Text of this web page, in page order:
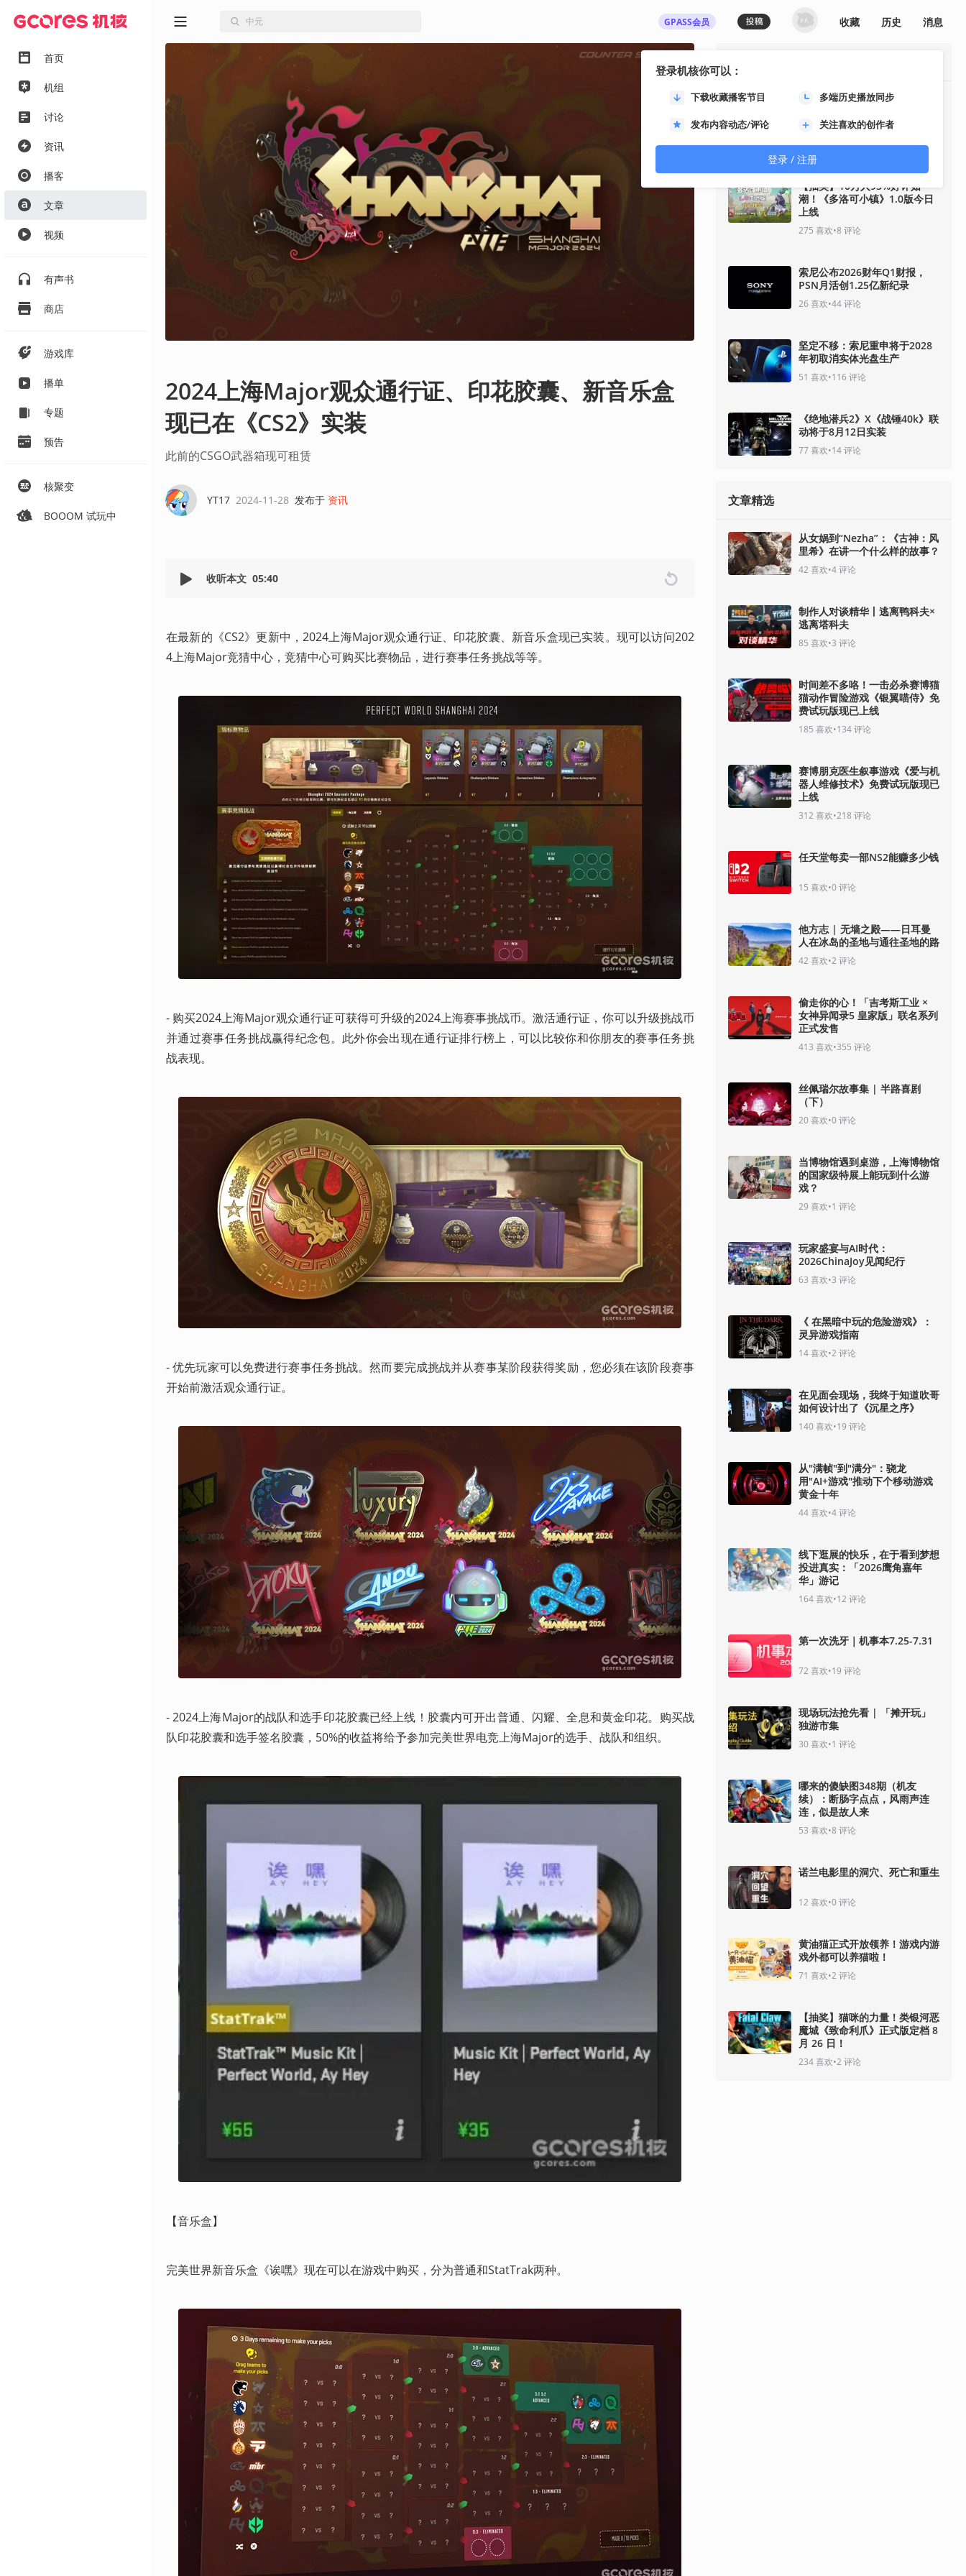
首页
机组
讨论
资讯
播客
文章
视频
有声书
商店
游戏库
播单
专题
预告
核聚变
BOOOM 试玩中
GPASS会员
登录机核你可以：
下载收藏播客节目 多端历史播放同步
发布内容动态/评论 关注喜欢的创作者
登录 / 注册
收藏 历史 消息
2024上海Major观众通行证、印花胶囊、新音乐盒
现已在《CS2》实装
此前的CSGO武器箱现可租赁
YT17 2024-11-28 发布于 资讯
收听本文 05:40
在最新的《CS2》更新中，2024上海Major观众通行证、印花胶囊、新音乐盒现已实装。现可以访问202
4上海Major竞猜中心，竞猜中心可购买比赛物品，进行赛事任务挑战等等。
- 购买2024上海Major观众通行证可获得可升级的2024上海赛事挑战币。激活通行证，你可以升级挑战币
并通过赛事任务挑战赢得纪念包。此外你会出现在通行证排行榜上，可以比较你和你朋友的赛事任务挑
战表现。
- 优先玩家可以免费进行赛事任务挑战。然而要完成挑战并从赛事某阶段获得奖励，您必须在该阶段赛事
开始前激活观众通行证。
- 2024上海Major的战队和选手印花胶囊已经上线！胶囊内可开出普通、闪耀、全息和黄金印花。购买战
队印花胶囊和选手签名胶囊，50%的收益将给予参加完美世界电竞上海Major的选手、战队和组织。
【音乐盒】
完美世界新音乐盒《诶嘿》现在可以在游戏中购买，分为普通和StatTrak两种。
最热资讯
【抽奖】四人合作战术射击游戏
来丰富内容更新
161喜欢•135评论
【抽奖】10万人95%好评如
潮！《多洛可小镇》1.0版今日
上线
275 喜欢•8 评论
索尼公布2026财年Q1财报，
PSN月活创1.25亿新纪录
26喜欢•44评论
坚定不移：索尼重申将于2028
年初取消实体光盘生产
51 喜欢•116评论
《绝地潜兵2》X《战锤40k》联
动将于8月12日实装
77喜欢•14评论
文章精选
从女娲到“Nezha”：《古神：风
里希》在讲一个什么样的故事？
42 喜欢•4评论
制作人对谈精华丨逃离鸭科夫×
逃离塔科夫
85 喜欢•3 评论
时间差不多咯！一击必杀赛博猫
猫动作冒险游戏《银翼喵侍》免
费试玩版现已上线
185 喜欢•134评论
赛博朋克医生叙事游戏《爱与机
器人维修技术》免费试玩版现已
上线
312 喜欢•218 评论
任天堂每卖一部NS2能赚多少钱
15 喜欢•0评论
他方志 | 无墙之殿——日耳曼
人在冰岛的圣地与通往圣地的路
42 喜欢•2 评论
偷走你的心！「吉考斯工业 ×
女神异闻录5 皇家版」联名系列
正式发售
413 喜欢•355 评论
丝佩瑞尔故事集 | 半路喜剧
（下）
20喜欢•0评论
当博物馆遇到桌游，上海博物馆
的国家级特展上能玩到什么游
戏？
29 喜欢•1 评论
玩家盛宴与AI时代：
2026ChinaJoy见闻纪行
63 喜欢•3 评论
《 在黑暗中玩的危险游戏》：
灵异游戏指南
14喜欢•2 评论
在见面会现场，我终于知道吹哥
如何设计出了《沉星之序》
140喜欢•19 评论
从"满帧"到"满分"：骁龙
用"AI+游戏"推动下个移动游戏
黄金十年
44喜欢•4评论
线下逛展的快乐，在于看到梦想
投进真实：「2026鹰角嘉年
华」游记
164喜欢•12 评论
第一次洗牙｜机事本7.25-7.31
72 喜欢•19 评论
现场玩法抢先看 | 「摊开玩」
独游市集
30喜欢•1 评论
哪来的傻缺图348期（机友
续）：断肠字点点，风雨声连
连，似是故人来
53 喜欢•8 评论
诺兰电影里的洞穴、死亡和重生
12 喜欢•0评论
黄油猫正式开放领养！游戏内游
戏外都可以养猫啦！
71 喜欢•2 评论
【抽奖】猫咪的力量！类银河恶
魔城《致命利爪》正式版定档 8
月 26 日！
234喜欢•2 评论